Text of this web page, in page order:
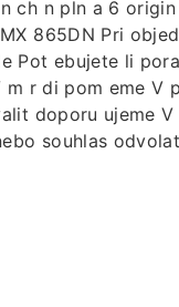
ch n pln a 6
865DN Pri
Pot ebujete li
r di pom eme V
doporu ujeme
souhlas